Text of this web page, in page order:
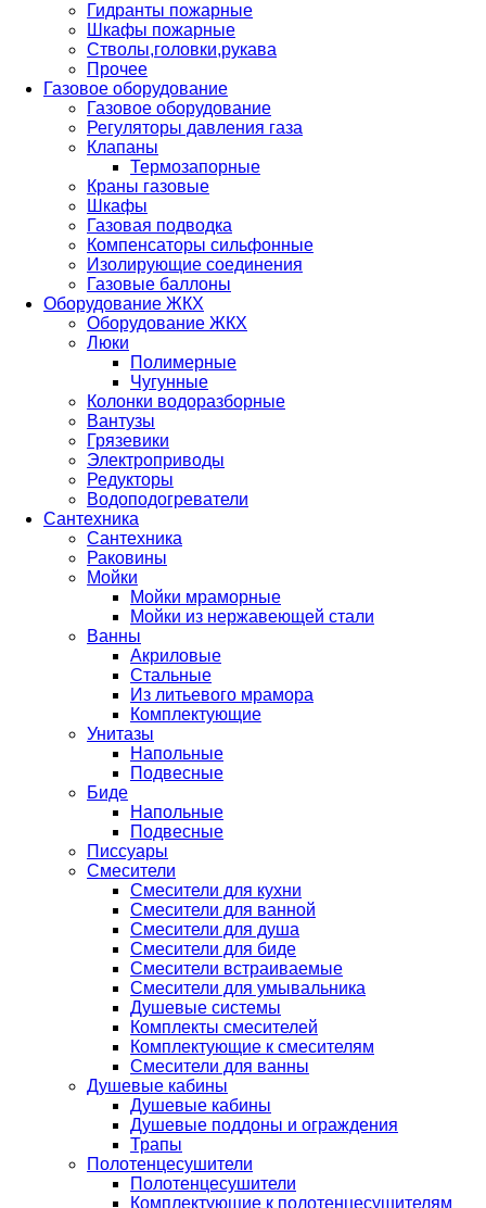
Гидранты пожарные
Шкафы пожарные
Стволы,головки,рукава
Прочее
Газовое оборудование
Газовое оборудование
Регуляторы давления газа
Клапаны
Термозапорные
Краны газовые
Шкафы
Газовая подводка
Компенсаторы сильфонные
Изолирующие соединения
Газовые баллоны
Оборудование ЖКХ
Оборудование ЖКХ
Люки
Полимерные
Чугунные
Колонки водоразборные
Вантузы
Грязевики
Электроприводы
Редукторы
Водоподогреватели
Сантехника
Сантехника
Раковины
Мойки
Мойки мраморные
Мойки из нержавеющей стали
Ванны
Акриловые
Стальные
Из литьевого мрамора
Комплектующие
Унитазы
Напольные
Подвесные
Биде
Напольные
Подвесные
Писсуары
Смесители
Смесители для кухни
Смесители для ванной
Смесители для душа
Смесители для биде
Смесители встраиваемые
Смесители для умывальника
Душевые системы
Комплекты смесителей
Комплектующие к смесителям
Смесители для ванны
Душевые кабины
Душевые кабины
Душевые поддоны и ограждения
Трапы
Полотенцесушители
Полотенцесушители
Комплектующие к полотенцесушителям